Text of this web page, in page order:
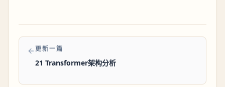
更新一篇
21 Transformer架构分析